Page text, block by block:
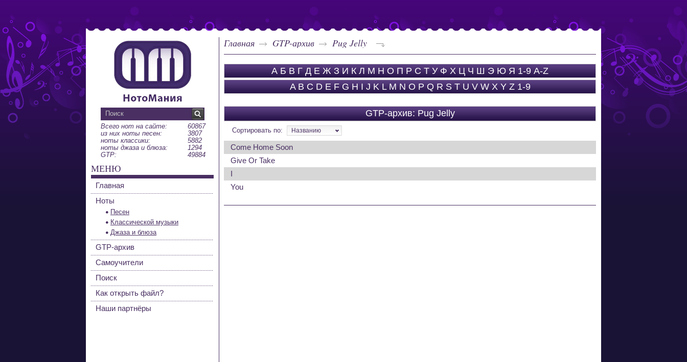
Главная GTP-архив Pug Jelly
А Б В Г Д Е Ж З И К Л М Н О П Р С Т У Ф Х Ц Ч Ш Э Ю Я 1-9 A-Z
A B C D E F G H I J K L M N O P Q R S T U V W X Y Z 1-9
GTP-архив: Pug Jelly
Сортировать по: Названию
Come Home Soon
Give Or Take
I
You
Всего нот на сайте:
60867
из них ноты песен:
3807
ноты классики:
5882
ноты джаза и блюза:
1294
GTP:
49884
МЕНЮ
Главная
Ноты
Песен
Классической музыки
Джаза и блюза
GTP-архив
Самоучители
Поиск
Как открыть файл?
Наши партнёры